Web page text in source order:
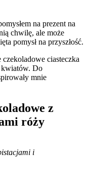
na prezent na
chwilę, ale może
pomysł na przyszłość.
ciasteczka
kwiatów. Do
mnie
z
róży
i